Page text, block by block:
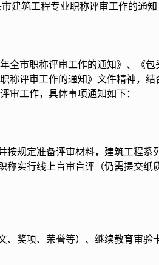
建筑工程专业职称评审工作的通知
市职称评审工作的通知》、《包
称评审工作的通知》文件精神，
审工作，具体事项通知如下：
规定准备评审材料，建筑工程系
称实行线上盲审盲评（仍需提交纸
奖项、荣誉等）、继续教育审验